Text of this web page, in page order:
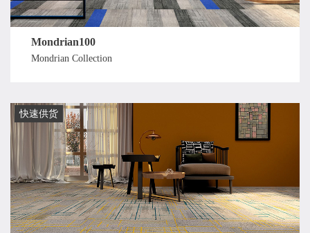
Mondrian100
Mondrian Collection
快速供货